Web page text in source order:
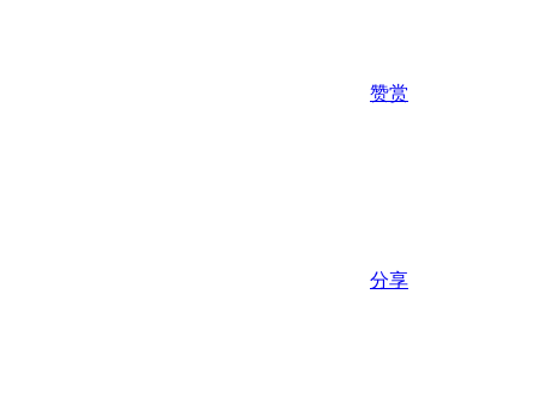
赞赏
分享